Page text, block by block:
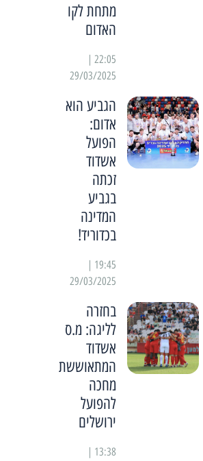
מתחת לקו
האדום
29/03/2025
הגביע הוא
אדום:
הפועל
אשדוד
זכתה
בגביע
המדינה
בכדוריד!
29/03/2025
בחזרה
לליגה: מ.ס
אשדוד
המתאוששת
מחכה
להפועל
ירושלים